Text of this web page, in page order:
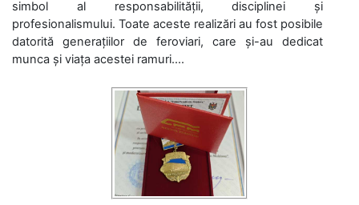
simbol al responsabilității, disciplinei și
profesionalismului. Toate aceste realizări au fost posibile
datorită generațiilor de feroviari, care și-au dedicat
munca și viața acestei ramuri....